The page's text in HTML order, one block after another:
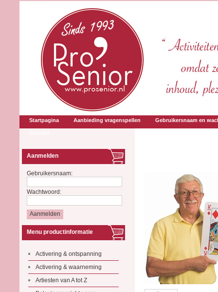
Startpagina Aanbieding vragenspellen Gebruikersnaam en
Aanmelden
Gebruikersnaam:
Wachtwoord:
Menu productinformatie
Activering & ontspanning
Activering & waarneming
Artiesten van A tot Z